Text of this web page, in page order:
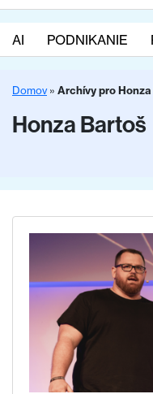
AI PODNIKANIE
Domov» Archívy pro
Honza Bartoš